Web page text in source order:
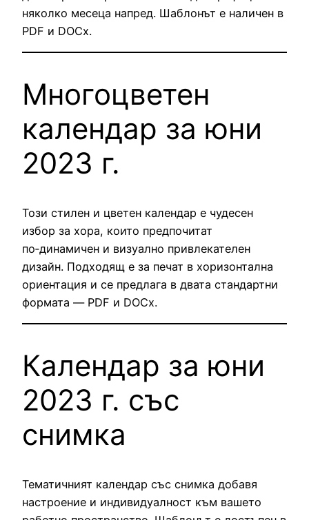
няколко месеца напред. Шаблонът е наличен в
PDF и DOCx.
Многоцветен
календар за юни
2023 г.
Този стилен и цветен календар е чудесен
избор за хора, които предпочитат
по‑динамичен и визуално привлекателен
дизайн. Подходящ е за печат в хоризонтална
ориентация и се предлага в двата стандартни
формата — PDF и DOCx.
Календар за юни
2023 г. със
снимка
Тематичният календар със снимка добавя
настроение и индивидуалност към вашето